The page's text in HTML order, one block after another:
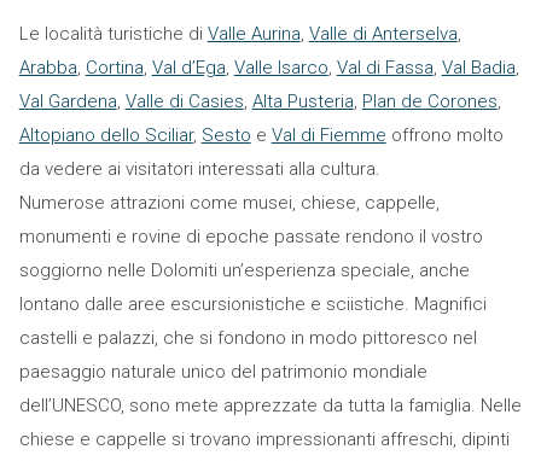
Le località turistiche di Valle Aurina, Valle di Anterselva,
Arabba, Cortina, Val d’Ega, Valle Isarco, Val di Fassa, Val Badia,
Val Gardena, Valle di Casies, Alta Pusteria, Plan de Corones,
Altopiano dello Sciliar, Sesto e Val di Fiemme offrono molto
da vedere ai visitatori interessati alla cultura.
Numerose attrazioni come musei, chiese, cappelle,
monumenti e rovine di epoche passate rendono il vostro
soggiorno nelle Dolomiti un’esperienza speciale, anche
lontano dalle aree escursionistiche e sciistiche. Magnifici
castelli e palazzi, che si fondono in modo pittoresco nel
paesaggio naturale unico del patrimonio mondiale
dell’UNESCO, sono mete apprezzate da tutta la famiglia. Nelle
chiese e cappelle si trovano impressionanti affreschi, dipinti